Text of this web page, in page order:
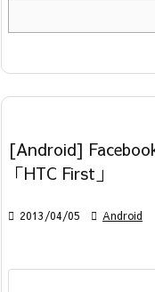
[Android]
「HTC First」
 2013/04/05  Android